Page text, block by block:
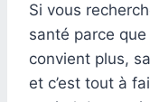
Si vous
santé parce
convient plus,
et c’est tout à